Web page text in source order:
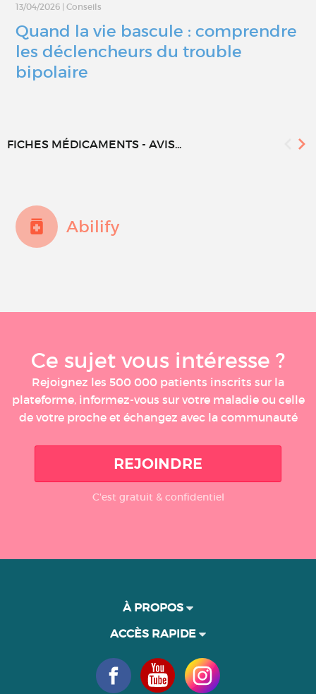
13/04/2026 Conseils
Quand la vie bascule : comprendre
les déclencheurs du trouble
bipolaire
FICHES MÉDICAMENTS - AVIS...
Abilify
Ce sujet vous intéresse ?
Rejoignez les 500 000 patients inscrits sur la
plateforme, informez-vous sur votre maladie ou celle
de votre proche et échangez avec la communauté
REJOINDRE
C'est gratuit & confidentiel
À PROPOS
ACCÈS RAPIDE